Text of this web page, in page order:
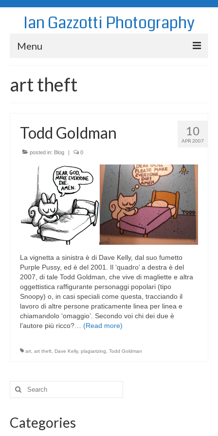
Ian Gazzotti Photography
Menu
Blog
About
Contact
art theft
10
APR 2007
Todd Goldman
posted in: Blog | 0
La vignetta a sinistra è di Dave Kelly, dal suo fumetto
Purple Pussy, ed è del 2001. Il ‘quadro’ a destra è del
2007, di tale Todd Goldman, che vive di magliette e altra
oggettistica raffigurante personaggi popolari (tipo
Snoopy) o, in casi speciali come questa, tracciando il
lavoro di altre persone praticamente linea per linea e
chiamandolo ‘omaggio’. Secondo voi chi dei due è
l’autore più ricco?… (Read more)
art, art theft, Dave Kelly, plagiarizing, Todd Goldman
Search
for:
Categories